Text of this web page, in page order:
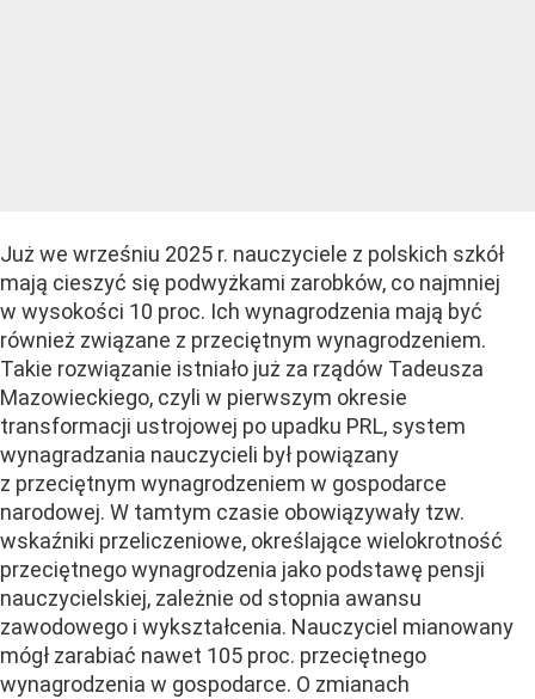
Już we wrześniu 2025 r. nauczyciele z polskich szkół
mają cieszyć się podwyżkami zarobków, co najmniej
w wysokości 10 proc. Ich wynagrodzenia mają być
również związane z przeciętnym wynagrodzeniem.
Takie rozwiązanie istniało już za rządów Tadeusza
Mazowieckiego, czyli w pierwszym okresie
transformacji ustrojowej po upadku PRL, system
wynagradzania nauczycieli był powiązany
z przeciętnym wynagrodzeniem w gospodarce
narodowej. W tamtym czasie obowiązywały tzw.
wskaźniki przeliczeniowe, określające wielokrotność
przeciętnego wynagrodzenia jako podstawę pensji
nauczycielskiej, zależnie od stopnia awansu
zawodowego i wykształcenia. Nauczyciel mianowany
mógł zarabiać nawet 105 proc. przeciętnego
wynagrodzenia w gospodarce. O zmianach